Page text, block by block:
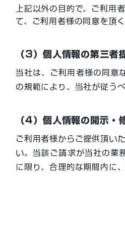
上記以外の目的で、ご利用
て、ご利用者様の同意を頂く
（3）個人情報の第三者
当社は、ご利用者様の同意
の規範により、当社が従う
（4）個人情報の開示・
ご利用者様からご提供頂い
い。当該ご請求が当社の業
に限り、合理的な期間内に